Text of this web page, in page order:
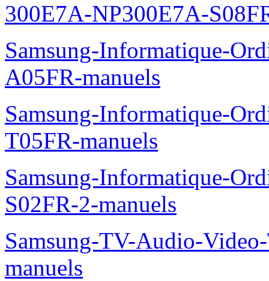
300E7A-NP300E7A-
Samsung-Informatique-
A05FR-manuels
Samsung-Informatique-
T05FR-manuels
Samsung-Informatique-
S02FR-2-manuels
Samsung-TV-Audio-
manuels